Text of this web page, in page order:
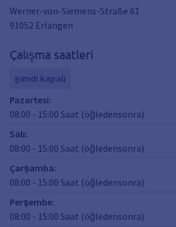
Werner-von-Siemens-Straße 61
91052 Erlangen
Çalışma saatleri
şimdi kapalı
Pazartesi:
08:00 - 15:00 Saat (öğledensonra)
Salı:
08:00 - 15:00 Saat (öğledensonra)
Çarşamba:
08:00 - 15:00 Saat (öğledensonra)
Perşembe:
08:00 - 15:00 Saat (öğledensonra)